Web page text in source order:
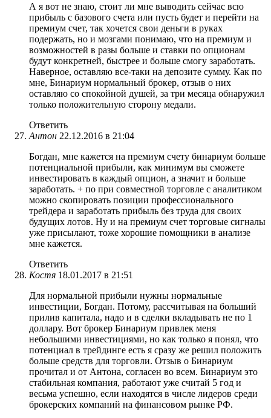
А я вот не знаю, стоит ли мне выводить сейчас всю
прибыль с базового счета или пусть будет и перейти на
премиум счет, так хочется свои деньги в руках
подержать, но и мозгами понимаю, что на премиум и
возможностей в разы больше и ставки по опционам
будут конкретней, быстрее и больше смогу заработать.
Наверное, оставляю все-таки на депозите сумму. Как по
мне, Бинариум нормальный брокер, отзыв о них
оставляю со спокойной душей, за три месяца обнаружил
только положительную сторону медали.
Ответить
Антон 22.12.2016 в 21:04
Богдан, мне кажется на премиум счету бинариум больше
потенциальной прибыли, как минимум вы сможете
инвестировать в каждый опцион, а значит и больше
заработать. + по при совместной торговле с аналитиком
можно скопировать позиции профессионального
трейдера и заработать прибыль без труда для своих
будущих лотов. Ну и на премиум счет торговые сигналы
уже присылают, тоже хорошие помощники в анализе
мне кажется.
Ответить
Костя 18.01.2017 в 21:51
Для нормальной прибыли нужны нормальные
инвестиции, Богдан. Потому, рассчитывая на больший
прилив капитала, надо и в сделки вкладывать не по 1
доллару. Вот брокер Бинариум привлек меня
небольшими инвестициями, но как только я понял, что
потенциал в трейдинге есть я сразу же решил положить
больше средств для торговли. Отзыв о Бинариум
прочитал и от Антона, согласен во всем. Бинариум это
стабильная компания, работают уже считай 5 год и
весьма успешно, если находятся в числе лидеров среди
брокерских компаний на финансовом рынке РФ.